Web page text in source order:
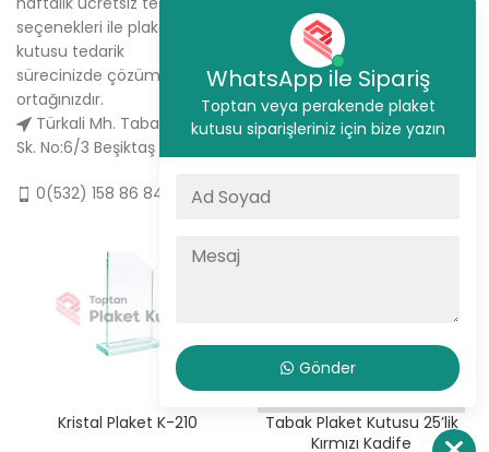
seçenekleri ile plaket
kutusu tedarik
sürecinizde çözüm
ortağınızdır.
Türkali Mh. Tabakçı Hüseyin
Sk. No:6/3 Beşiktaş / İstanbul
0(532) 158 86 84
Sipariş Ver
İletişim
Kristal Plaket K-210
Tabak Plaket Kutusu 25’lik
Kırmızı Kadife
WhatsApp ile Sipariş
Toptan veya perakende plaket
kutusu siparişleriniz için bize yazın
Gönder